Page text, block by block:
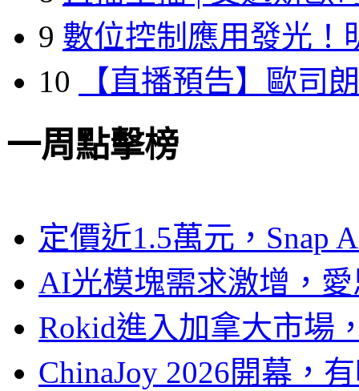
9 數位控制應用發光！
10
【直播預告】歐司
一周點擊榜
定價近1.5萬元，Snap
AI光模塊需求激增，
Rokid進入加拿大市場
ChinaJoy 2026開幕，